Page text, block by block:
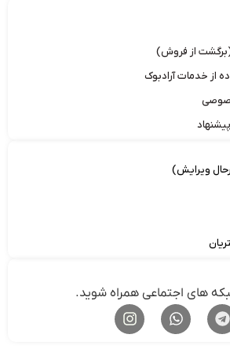
از فروش)
آرادبوک
های اجتماعی همراه شوید.